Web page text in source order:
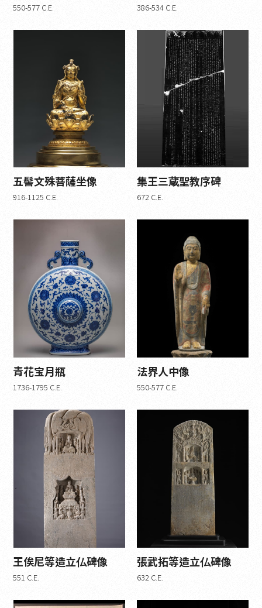
晋王朝 (1)
明朝 (0)
550-577 C.E. 386-534 C.E.
五髻文殊菩薩坐像
916-1125 C.E.
集王三蔵聖教序碑
672 C.E.
青花宝月瓶
1736-1795 C.E.
法界人中像
550-577 C.E.
王俟尼等造立仏碑像
551 C.E.
張武拓等造立仏碑像
632 C.E.